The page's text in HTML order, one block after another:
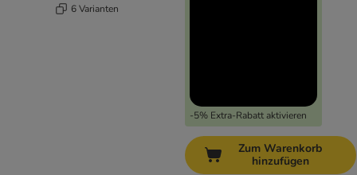
6 Varianten
-5% Extra-Rabatt aktivieren
Zum Warenkorb
hinzufügen